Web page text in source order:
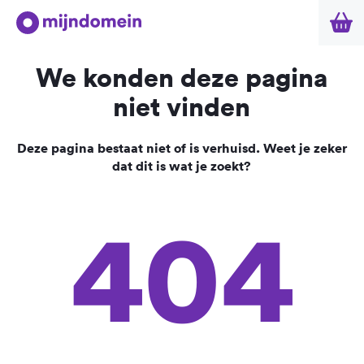
We konden deze pagina
niet vinden
Deze pagina bestaat niet of is verhuisd. Weet je zeker
dat dit is wat je zoekt?
404